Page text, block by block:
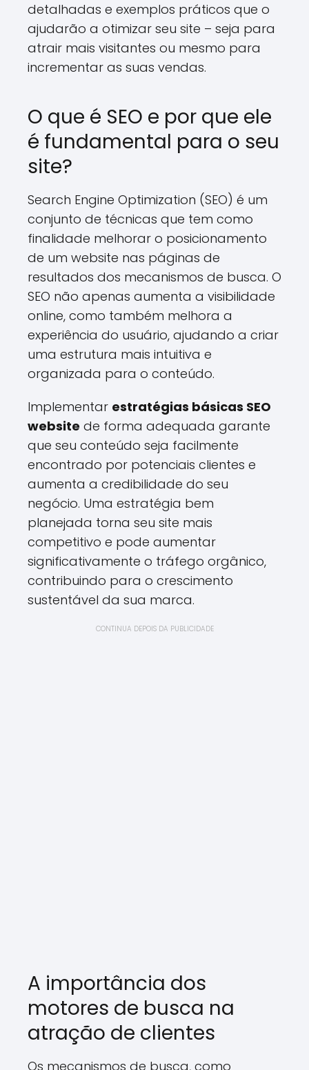
detalhadas e exemplos práticos que o
ajudarão a otimizar seu site – seja para
atrair mais visitantes ou mesmo para
incrementar as suas vendas.
O que é SEO e por que ele
é fundamental para o seu
site?
Search Engine Optimization (SEO) é um
conjunto de técnicas que tem como
finalidade melhorar o posicionamento
de um website nas páginas de
resultados dos mecanismos de busca. O
SEO não apenas aumenta a visibilidade
online, como também melhora a
experiência do usuário, ajudando a criar
uma estrutura mais intuitiva e
organizada para o conteúdo.
Implementar estratégias básicas SEO
website de forma adequada garante
que seu conteúdo seja facilmente
encontrado por potenciais clientes e
aumenta a credibilidade do seu
negócio. Uma estratégia bem
planejada torna seu site mais
competitivo e pode aumentar
significativamente o tráfego orgânico,
contribuindo para o crescimento
sustentável da sua marca.
CONTINUA DEPOIS DA PUBLICIDADE
A importância dos
motores de busca na
atração de clientes
Os mecanismos de busca, como